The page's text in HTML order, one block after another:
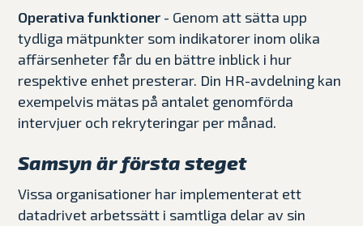
Operativa funktioner - Genom att sätta upp
tydliga mätpunkter som indikatorer inom olika
affärsenheter får du en bättre inblick i hur
respektive enhet presterar. Din HR-avdelning kan
exempelvis mätas på antalet genomförda
intervjuer och rekryteringar per månad.
Samsyn är första steget
Vissa organisationer har implementerat ett
datadrivet arbetssätt i samtliga delar av sin